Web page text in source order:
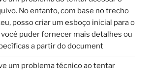
No entanto, com base no trecho
posso criar um esboço inicial para o
você puder fornecer mais detalhes ou
a partir do document
um problema técnico ao tentar